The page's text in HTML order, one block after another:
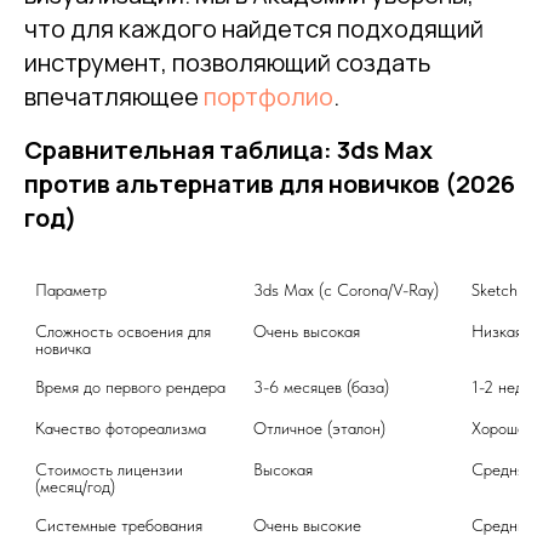
что для каждого найдется подходящий
инструмент, позволяющий создать
впечатляющее портфолио.
Сравнительная таблица: 3ds Max
против альтернатив для новичков (2026
год)
Параметр 3ds Max (с Corona/V-Ray) SketchUp
Сложность освоения для
новичка
Очень высокая Низкая
Время до первого рендера 3-6 месяцев (база) 1-2
Качество фотореализма Отличное (эталон) Хорошее
Стоимость лицензии
(месяц/год)
Высокая Средняя
Системные требования Очень высокие Средние